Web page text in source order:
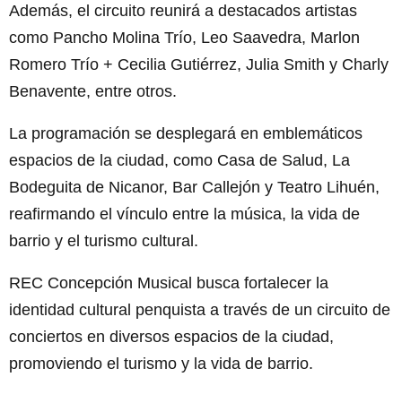
Además, el circuito reunirá a destacados artistas
como Pancho Molina Trío, Leo Saavedra, Marlon
Romero Trío + Cecilia Gutiérrez, Julia Smith y Charly
Benavente, entre otros.
La programación se desplegará en emblemáticos
espacios de la ciudad, como Casa de Salud, La
Bodeguita de Nicanor, Bar Callejón y Teatro Lihuén,
reafirmando el vínculo entre la música, la vida de
barrio y el turismo cultural.
REC Concepción Musical busca fortalecer la
identidad cultural penquista a través de un circuito de
conciertos en diversos espacios de la ciudad,
promoviendo el turismo y la vida de barrio.